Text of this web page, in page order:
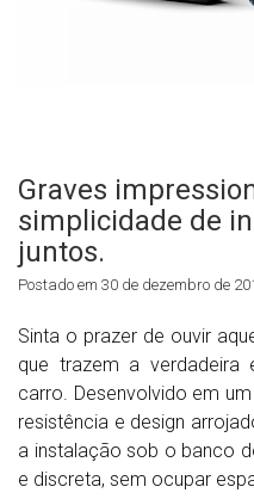
Graves
simplicidade de
juntos.
Postado em 30 de dezembro de
Sinta o prazer de ouvir
que trazem a verdadeira
carro. Desenvolvido em
resistência e design
a instalação sob o banco
e discreta, sem ocupar